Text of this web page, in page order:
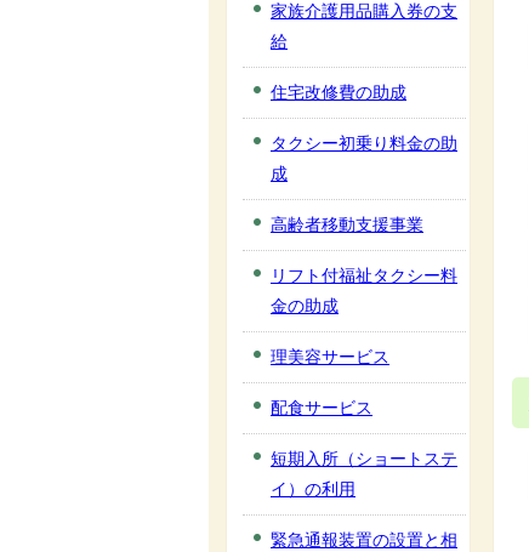
家族介護用品購入券の支
給
住宅改修費の助成
タクシー初乗り料金の助
成
高齢者移動支援事業
リフト付福祉タクシー料
金の助成
理美容サービス
配食サービス
短期入所（ショートステ
イ）の利用
緊急通報装置の設置と相